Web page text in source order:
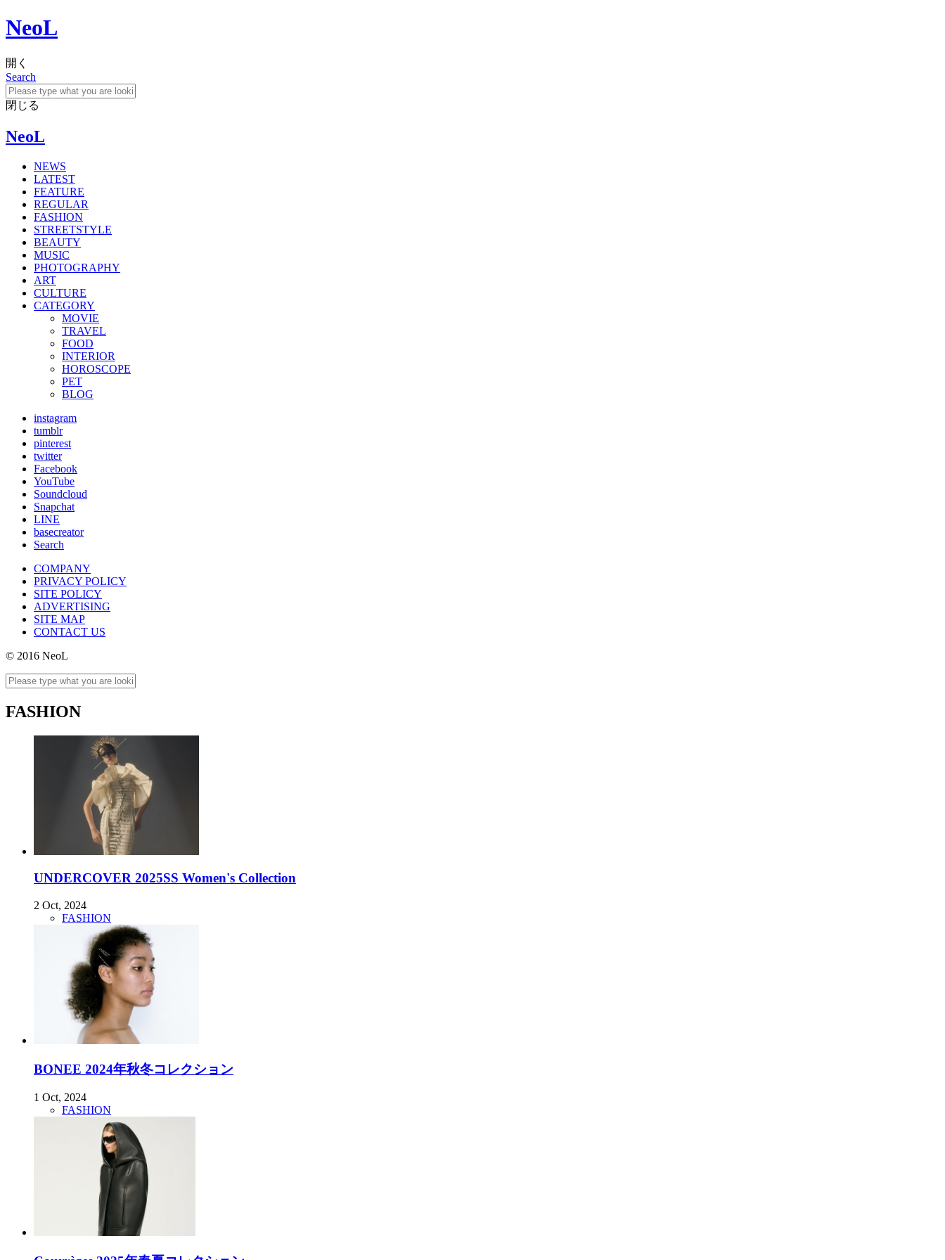
NeoL
開く
Search
閉じる
NeoL
NEWS
LATEST
FEATURE
REGULAR
FASHION
STREETSTYLE
BEAUTY
MUSIC
PHOTOGRAPHY
ART
CULTURE
CATEGORY
MOVIE
TRAVEL
FOOD
INTERIOR
HOROSCOPE
PET
BLOG
instagram
tumblr
pinterest
twitter
Facebook
YouTube
Soundcloud
Snapchat
LINE
basecreator
Search
COMPANY
PRIVACY POLICY
SITE POLICY
ADVERTISING
SITE MAP
CONTACT US
© 2016 NeoL
FASHION
UNDERCOVER 2025SS Women's Collection
2 Oct, 2024
FASHION
BONEE 2024年秋冬コレクション
1 Oct, 2024
FASHION